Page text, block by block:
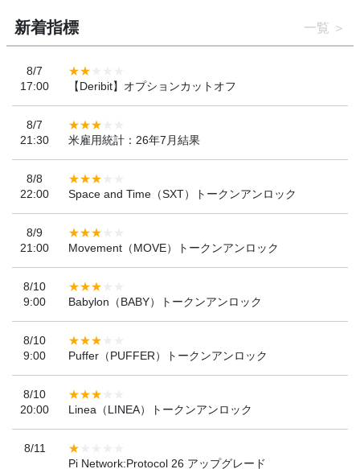
新着指標 一覧
8/7
17:00
【Deribit】オプションカットオフ
8/7
21:30
米雇用統計：26年7月結果
8/8
22:00
Space and Time（SXT）トークンアンロック
8/9
21:00
Movement（MOVE）トークンアンロック
8/10
9:00
Babylon（BABY）トークンアンロック
8/10
9:00
Puffer（PUFFER）トークンアンロック
8/10
20:00
Linea（LINEA）トークンアンロック
8/11
Pi Network:Protocol 26 アップグレード